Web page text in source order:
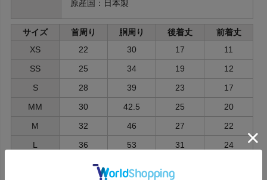
原産国：日本製
サイズ 首周り 胴周り 後着丈
前着丈
XS
22 30 17
11
SS
25 34 19
12
S
28 39 23
17
MM
30 42.5 25
20
M
32 46 27
22
L
36 53 31
24